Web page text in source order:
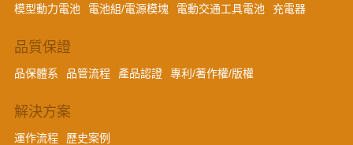
模型動力電池
電池組/電源模塊 電動交通工具電池 充電器
品質保證
品保體系 品管流程 產品認證 專利/著作權/版權
解決方案
運作流程 歷史案例